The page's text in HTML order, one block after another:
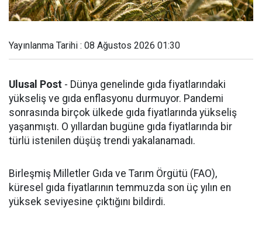
Yayınlanma Tarihi : 08 Ağustos 2026 01:30
Ulusal Post - Dünya genelinde gıda fiyatlarındaki
yükseliş ve gıda enflasyonu durmuyor. Pandemi
sonrasında birçok ülkede gıda fiyatlarında yükseliş
yaşanmıştı. O yıllardan bugüne gıda fiyatlarında bir
türlü istenilen düşüş trendi yakalanamadı.
Birleşmiş Milletler Gıda ve Tarım Örgütü (FAO),
küresel gıda fiyatlarının temmuzda son üç yılın en
yüksek seviyesine çıktığını bildirdi.